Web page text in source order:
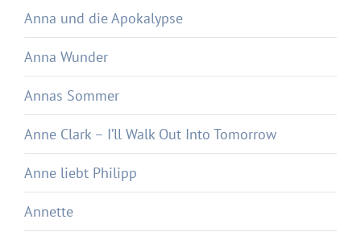
Anna und die Apokalypse
Anna Wunder
Annas Sommer
Anne Clark – I’ll Walk Out Into Tomorrow
Anne liebt Philipp
Annette